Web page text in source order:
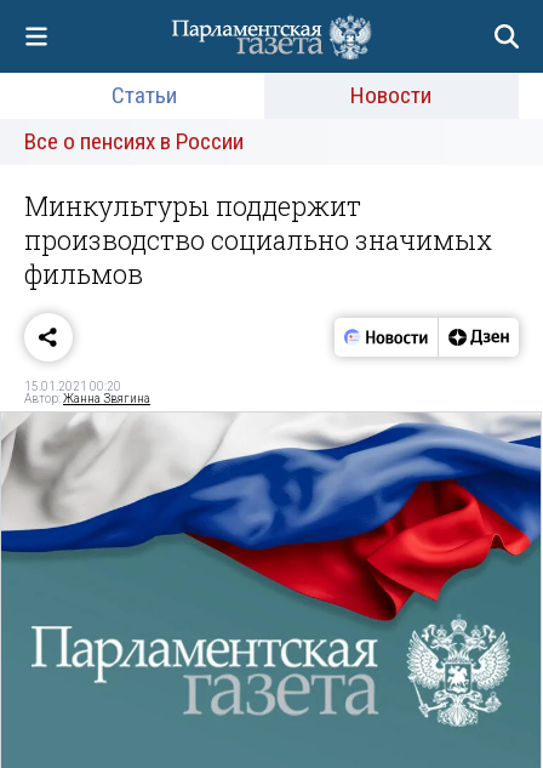
Статьи
Новости
Все о пенсиях в России
Минкультуры поддержит
производство социально значимых
фильмов
15.01.2021 00:20
Автор:Жанна Звягина